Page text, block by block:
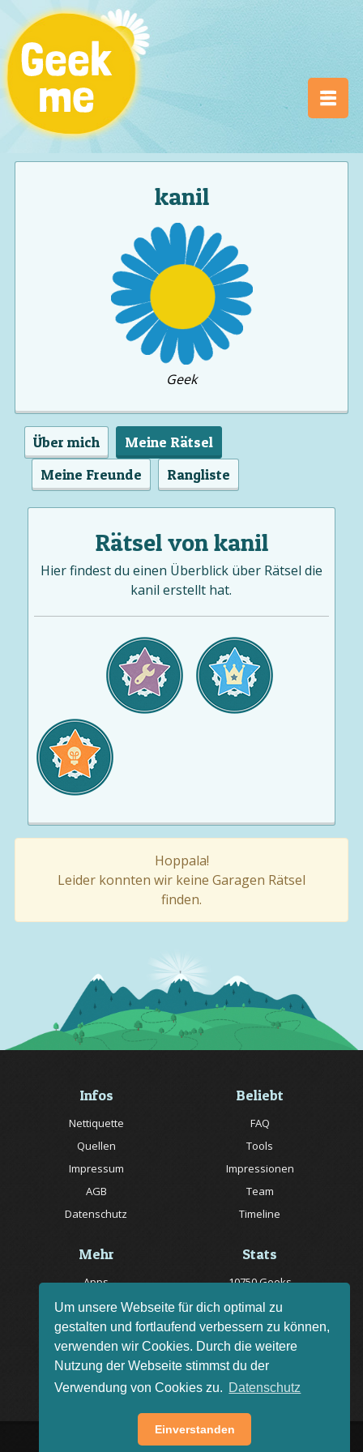
Um unsere Webseite für dich optimal zu
gestalten und fortlaufend verbessern zu können,
verwenden wir Cookies. Durch die weitere
Nutzung der Webseite stimmst du der
Verwendung von Cookies zu. Datenschutz
Einverstanden
kanil
Geek
Über mich
Meine Rätsel
Meine Freunde
Rangliste
Rätsel von kanil
Hier findest du einen Überblick über Rätsel die
kanil erstellt hat.
Hoppala!
Leider konnten wir keine Garagen Rätsel
finden.
Infos
Nettiquette
Quellen
Impressum
AGB
Datenschutz
Beliebt
FAQ
Tools
Impressionen
Team
Timeline
Mehr
Apps
Jobs
Livestream
Bug melden
Rätsel des Tages
Stats
10750 Geeks
20057 Rätsel online
150 Quizfragen online
AGB•Impressum•FAQ